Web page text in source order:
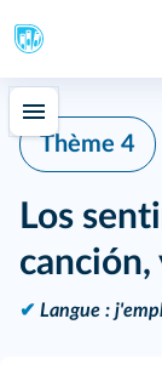
Thème 4
Los
canción,
✔ Langue :